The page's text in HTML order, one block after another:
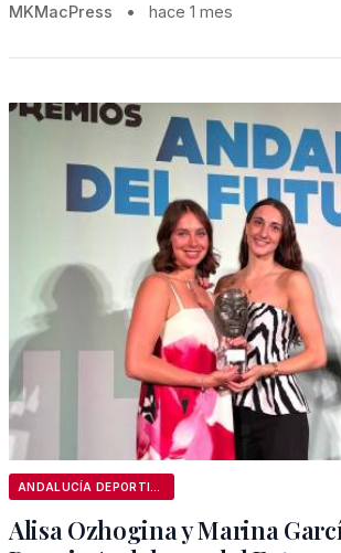
MKMacPress • hace 1 mes
Alisa Ozhogina y Marina